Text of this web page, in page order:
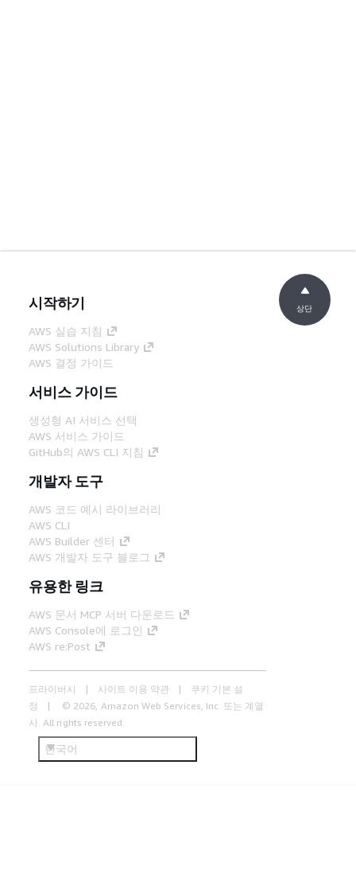
시작하기
AWS 실습 지침
AWS Solutions Library
AWS 결정 가이드
서비스 가이드
생성형 AI 서비스 선택
AWS 서비스 가이드
GitHub의 AWS CLI 지침
개발자 도구
AWS 코드 예시 라이브러리
AWS CLI
AWS Builder 센터
AWS 개발자 도구 블로그
유용한 링크
AWS 문서 MCP 서버 다운로드
AWS Console에 로그인
AWS re:Post
프라이버시 사이트 이용 약관
쿠키 기본 설
정
© 2026, Amazon Web Services, Inc. 또는 계열
사. All rights reserved.
한국어
상단